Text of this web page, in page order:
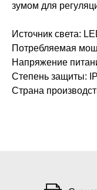
зумом для
Источник света:
Потребляемая
Напряжение
Степень защиты:
Страна